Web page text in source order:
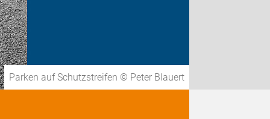
Parken auf Schutzstreifen © Peter Blauert